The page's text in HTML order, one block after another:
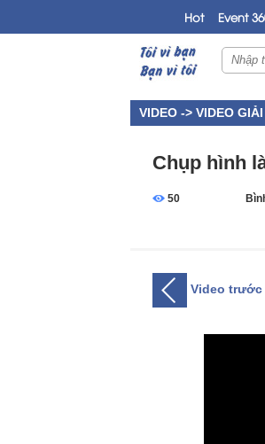
Hot Event
VIDEO -> VIDEO
Chụp hình
50
Video trước